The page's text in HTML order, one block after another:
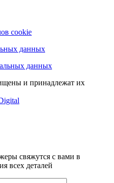
cookie
данных
данных
и принадлежат их
свяжутся с вами в
всех деталей